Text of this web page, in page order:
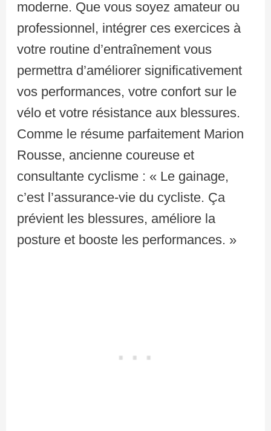
moderne. Que vous soyez amateur ou
professionnel, intégrer ces exercices à
votre routine d’entraînement vous
permettra d’améliorer significativement
vos performances, votre confort sur le
vélo et votre résistance aux blessures.
Comme le résume parfaitement Marion
Rousse, ancienne coureuse et
consultante cyclisme : « Le gainage,
c’est l’assurance-vie du cycliste. Ça
prévient les blessures, améliore la
posture et booste les performances. »